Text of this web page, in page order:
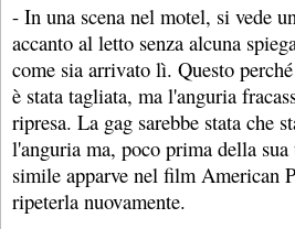
- In una scena nel motel, si vede
accanto al letto senza alcuna
come sia arrivato lì. Questo
è stata tagliata, ma l'anguria
ripresa. La gag sarebbe stata che
l'anguria ma, poco prima della
simile apparve nel film American
ripeterla nuovamente.